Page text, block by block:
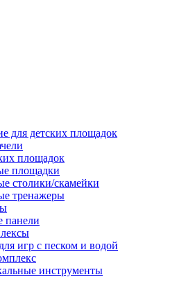
для детских площадок
площадок
площадки
столики/скамейки
тренажеры
панели
игр с песком и водой
инструменты